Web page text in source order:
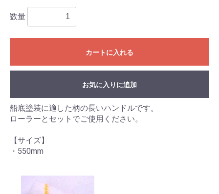
数量
カートに入れる
お気に入りに追加
船底塗装に適した柄の長いハンドルです。
ローラーとセットでご使用ください。
【サイズ】
・550mm